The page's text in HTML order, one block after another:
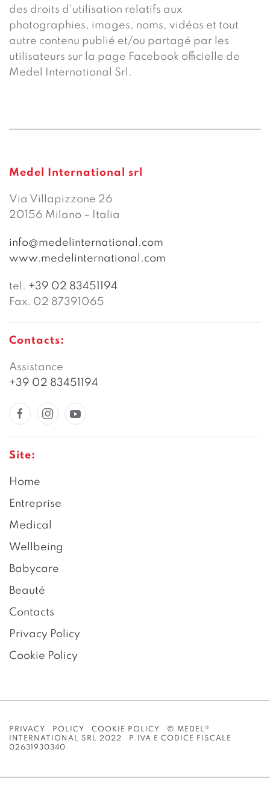
des droits d'utilisation relatifs aux
photographies, images, noms, vidéos et tout
autre contenu publié et/ou partagé par les
utilisateurs sur la page Facebook officielle de
Medel International Srl.
Medel International srl
Via Villapizzone 26
20156 Milano – Italia
info@medelinternational.com
www.medelinternational.com
tel. +39 02 83451194
Fax. 02 87391065
Contacts:
Assistance
+39 02 83451194
Site:
Home
Entreprise
Medical
Wellbeing
Babycare
Beauté
Contacts
Privacy Policy
Cookie Policy
PRIVACY POLICY COOKIE POLICY
© MEDEL®
INTERNATIONAL SRL 2022 P.IVA E CODICE FISCALE
02631930340